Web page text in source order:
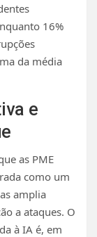
16%
da média
e
as PME
como um
amplia
a ataques. O
à IA é, em